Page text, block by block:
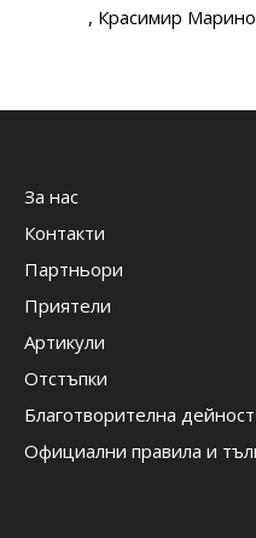
, Красимир
За нас
Контакти
Партньори
Приятели
Артикули
Отстъпки
Благотворителна дейност
Официални правила и